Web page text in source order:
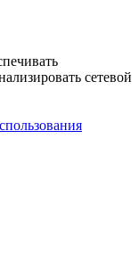
сетевой